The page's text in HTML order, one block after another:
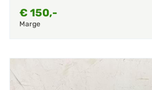
€150,-
Marge